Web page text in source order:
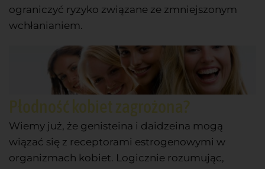
ograniczyć ryzyko związane ze zmniejszonym
wchłanianiem.
Płodność kobiet zagrożona?
Wiemy już, że genisteina i daidzeina mogą
wiązać się z receptorami estrogenowymi w
organizmach kobiet. Logicznie rozumując,